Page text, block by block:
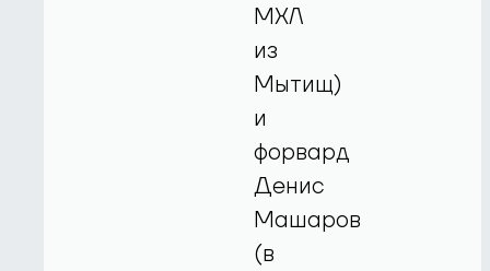
МХЛ
из
Мытищ)
и
форвард
Денис
Машаров
(в